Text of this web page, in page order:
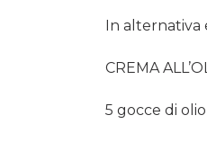
In alternativa
CREMA
5 gocce di